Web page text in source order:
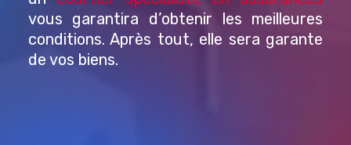
vous garantira d’obtenir les meilleures
conditions. Après tout, elle sera garante
de vos biens.